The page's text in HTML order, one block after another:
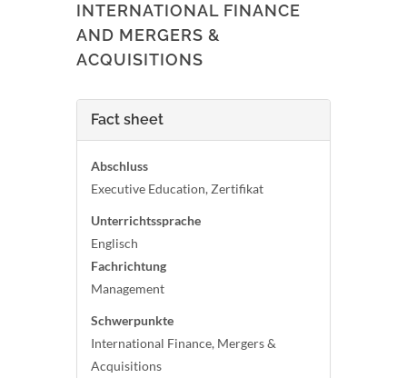
INTERNATIONAL FINANCE
AND MERGERS &
ACQUISITIONS
Fact sheet
Abschluss
Executive Education, Zertifikat
Unterrichtssprache
Englisch
Fachrichtung
Management
Schwerpunkte
International Finance, Mergers &
Acquisitions